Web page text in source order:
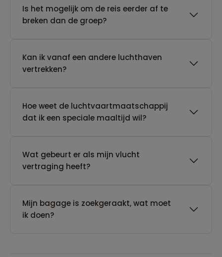
Is het mogelijk om de reis eerder af te
breken dan de groep?
Kan ik vanaf een andere luchthaven
vertrekken?
Hoe weet de luchtvaartmaatschappij
dat ik een speciale maaltijd wil?
Wat gebeurt er als mijn vlucht
vertraging heeft?
Mijn bagage is zoekgeraakt, wat moet
ik doen?